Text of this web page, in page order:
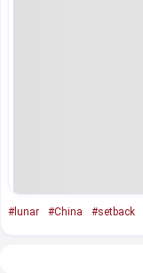
#lunar #China #setback